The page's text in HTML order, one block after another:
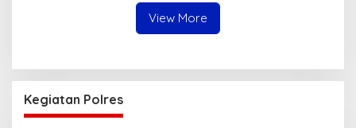
View More
Kegiatan Polres